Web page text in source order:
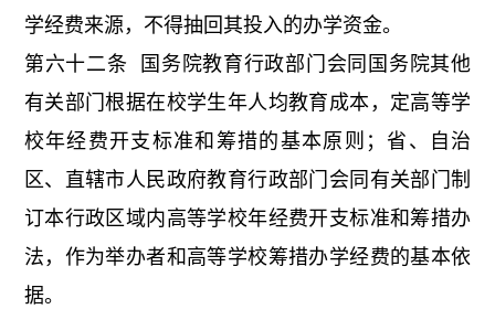
学经费来源，不得抽回其投入的办学资金。
第六十二条 国务院教育行政部门会同国务院其他
有关部门根据在校学生年人均教育成本，定高等学
校年经费开支标准和筹措的基本原则；省、自治
区、直辖市人民政府教育行政部门会同有关部门制
订本行政区域内高等学校年经费开支标准和筹措办
法，作为举办者和高等学校筹措办学经费的基本依
据。